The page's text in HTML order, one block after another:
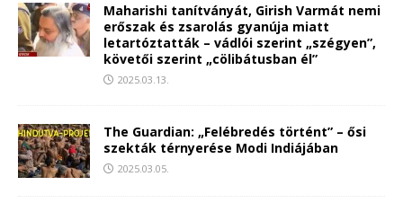
Maharishi tanítványát, Girish Varmát nemi
erőszak és zsarolás gyanúja miatt
letartóztatták – vádlói szerint „szégyen”,
követői szerint „cölibátusban él”
2025.03.13.
The Guardian: „Felébredés történt” – ősi
szekták térnyerése Modi Indiájában
2025.03.05.